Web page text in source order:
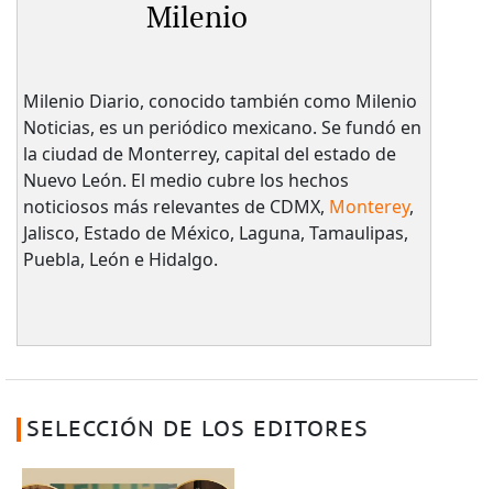
Milenio
Milenio Diario, conocido también como Milenio
Noticias, es un periódico mexicano. Se fundó en
la ciudad de Monterrey, capital del estado de
Nuevo León. El medio cubre los hechos
noticiosos más relevantes de CDMX, Monterey,
Jalisco, Estado de México, Laguna, Tamaulipas,
Puebla, León e Hidalgo.
SELECCIÓN DE LOS EDITORES